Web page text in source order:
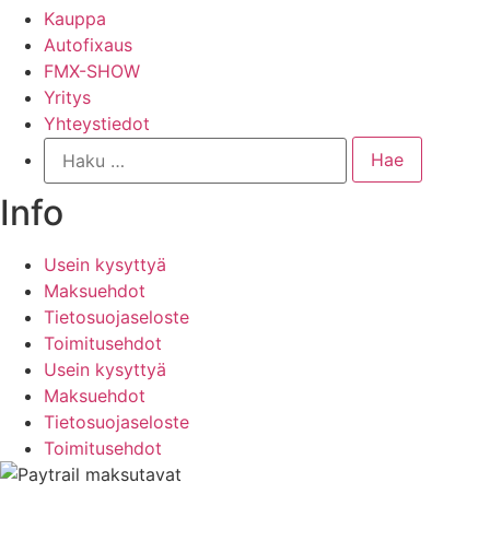
Kauppa
Autofixaus
FMX-SHOW
Yritys
Yhteystiedot
Info
Usein kysyttyä
Maksuehdot
Tietosuojaseloste
Toimitusehdot
Usein kysyttyä
Maksuehdot
Tietosuojaseloste
Toimitusehdot